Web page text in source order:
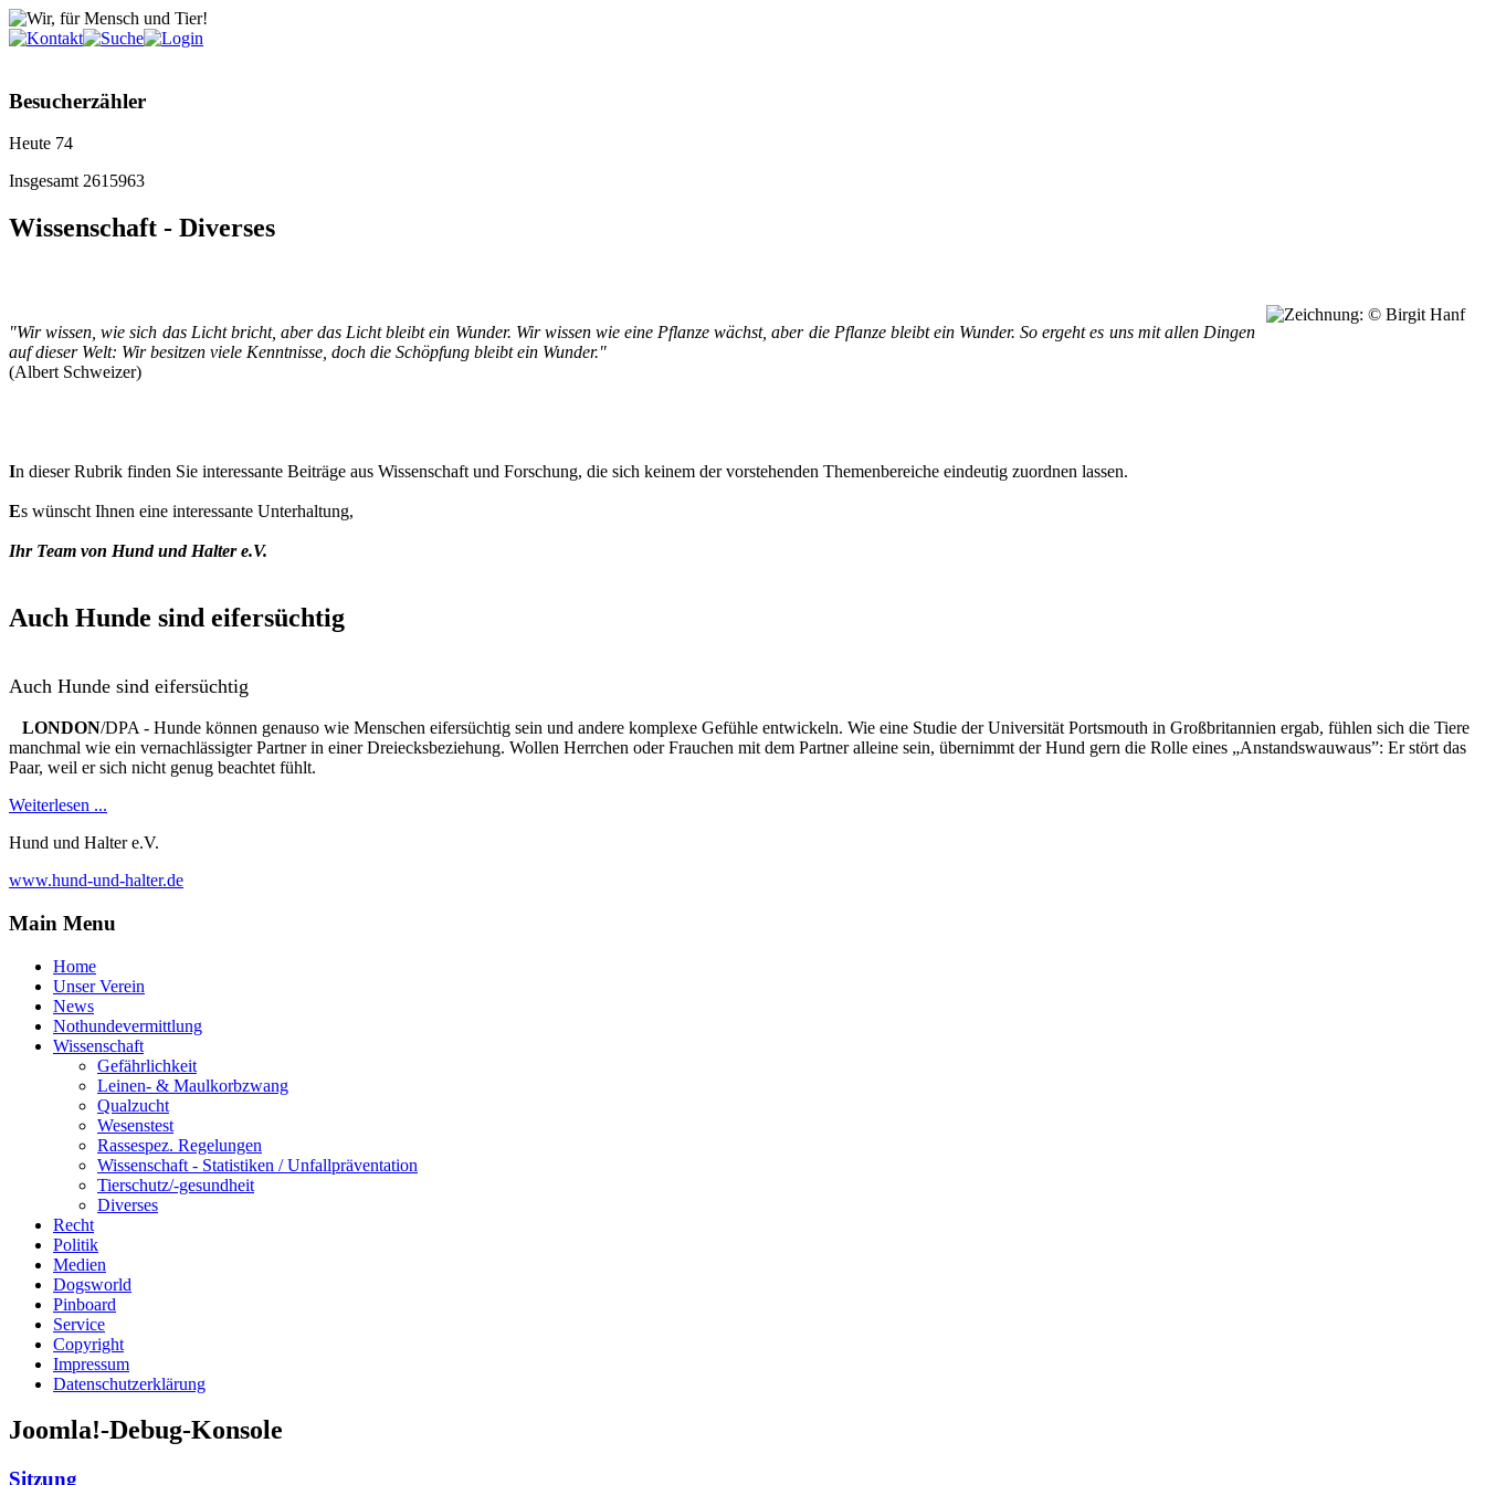
Besucherzähler
Heute 74
Insgesamt2615963
Wissenschaft - Diverses
"Wir wissen, wie sich das Licht bricht, aber das Licht bleibt ein Wunder. Wir wissen wie eine Pflanze wächst, aber die Pflanze bleibt ein Wunder. So ergeht es uns mit allen Dingen
auf dieser Welt: Wir besitzen viele Kenntnisse, doch die Schöpfung bleibt ein Wunder."
(Albert Schweizer)
In dieser Rubrik finden Sie interessante Beiträge aus Wissenschaft und Forschung, die sich keinem der vorstehenden Themenbereiche eindeutig zuordnen lassen.
Es wünscht Ihnen eine interessante Unterhaltung,
Ihr Team von Hund und Halter e.V.
Auch Hunde sind eifersüchtig
Auch Hunde sind eifersüchtig
LONDON/DPA - Hunde können genauso wie Menschen eifersüchtig sein und andere komplexe Gefühle entwickeln. Wie eine Studie der Universität Portsmouth in Großbritannien ergab, fühlen sich die Tiere
manchmal wie ein vernachlässigter Partner in einer Dreiecksbeziehung. Wollen Herrchen oder Frauchen mit dem Partner alleine sein, übernimmt der Hund gern die Rolle eines „Anstandswauwaus”: Er stört das
Paar, weil er sich nicht genug beachtet fühlt.
Weiterlesen ...
Hund und Halter e.V.
www.hund-und-halter.de
Main Menu
Home
Unser Verein
News
Nothundevermittlung
Wissenschaft
Gefährlichkeit
Leinen- & Maulkorbzwang
Qualzucht
Wesenstest
Rassespez. Regelungen
Wissenschaft - Statistiken / Unfallpräventation
Tierschutz/-gesundheit
Diverses
Recht
Politik
Medien
Dogsworld
Pinboard
Service
Copyright
Impressum
Datenschutzerklärung
Joomla!-Debug-Konsole
Sitzung